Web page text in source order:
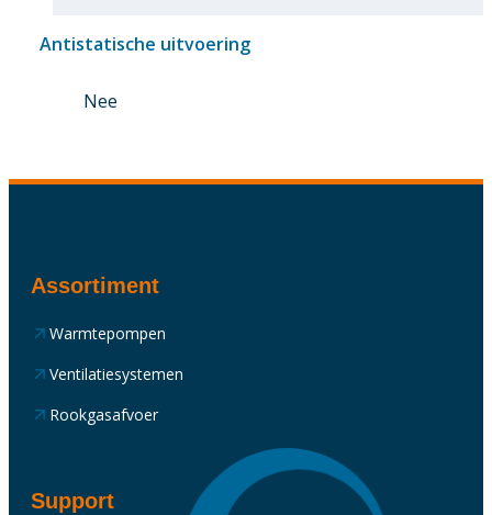
Antistatische uitvoering
Nee
Assortiment
Warmtepompen
Ventilatiesystemen
Rookgasafvoer
Support